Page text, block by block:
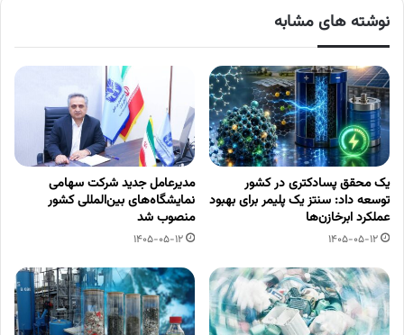
نوشته های مشابه
یک محقق پسادکتری در کشور
توسعه داد: سنتز یک پلیمر برای بهبود
عملکرد ابرخازن‌ها
1405-05-12
مدیرعامل جدید شرکت سهامی
نمایشگاه‌های بین‌المللی کشور
منصوب شد
1405-05-12